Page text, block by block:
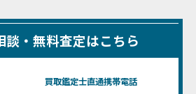
談・無料査定はこちら
買取鑑定士直通携帯電話